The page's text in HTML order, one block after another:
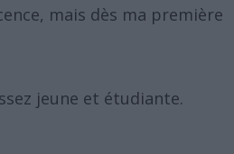
mais dès ma première
jeune et étudiante.